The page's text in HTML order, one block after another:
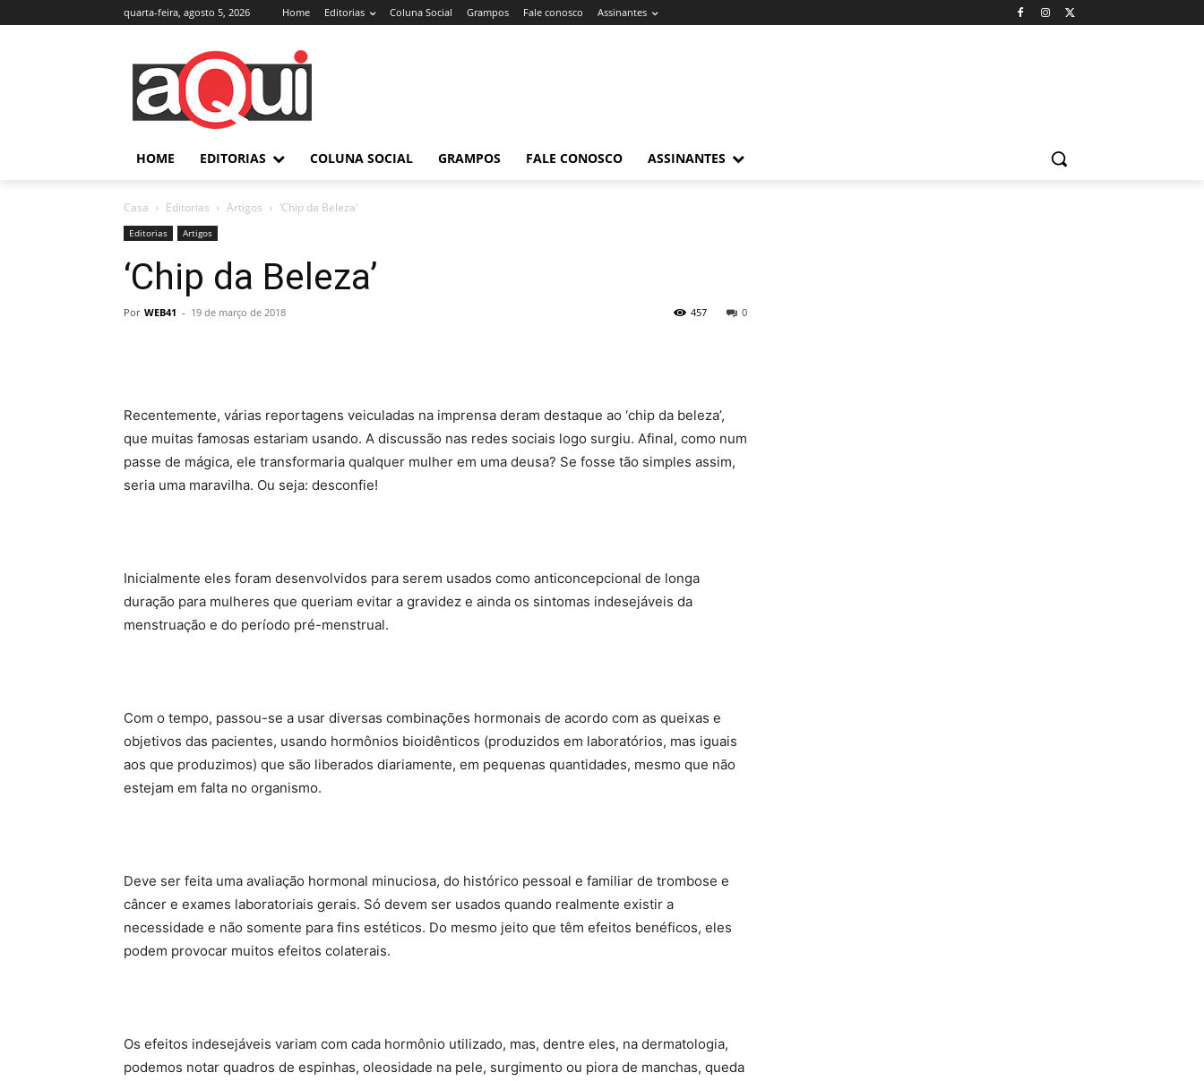
quarta-feira, agosto 5, 2026 Home Editorias Coluna Social Grampos Fale conosco Assinantes
HOME EDITORIAS COLUNA SOCIAL GRAMPOS FALE CONOSCO ASSINANTES
Casa Editorias Artigos ‘Chip da Beleza’
Editorias Artigos
‘Chip da Beleza’
Por WEB41 - 19 de março de 2018 0
457
Recentemente, várias reportagens veiculadas na imprensa deram destaque ao ‘chip da beleza’,
que muitas famosas estariam usando. A discussão nas redes sociais logo surgiu. Afinal, como num
passe de mágica, ele transformaria qualquer mulher em uma deusa? Se fosse tão simples assim,
seria uma maravilha. Ou seja: desconfie!
Inicialmente eles foram desenvolvidos para serem usados como anticoncepcional de longa
duração para mulheres que queriam evitar a gravidez e ainda os sintomas indesejáveis da
menstruação e do período pré-menstrual.
Com o tempo, passou-se a usar diversas combinações hormonais de acordo com as queixas e
objetivos das pacientes, usando hormônios bioidênticos (produzidos em laboratórios, mas iguais
aos que produzimos) que são liberados diariamente, em pequenas quantidades, mesmo que não
estejam em falta no organismo.
Deve ser feita uma avaliação hormonal minuciosa, do histórico pessoal e familiar de trombose e
câncer e exames laboratoriais gerais. Só devem ser usados quando realmente existir a
necessidade e não somente para fins estéticos. Do mesmo jeito que têm efeitos benéficos, eles
podem provocar muitos efeitos colaterais.
Os efeitos indesejáveis variam com cada hormônio utilizado, mas, dentre eles, na dermatologia,
podemos notar quadros de espinhas, oleosidade na pele, surgimento ou piora de manchas, queda